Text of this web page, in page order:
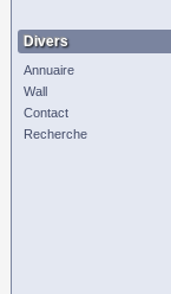
Divers
Annuaire
Wall
Contact
Recherche